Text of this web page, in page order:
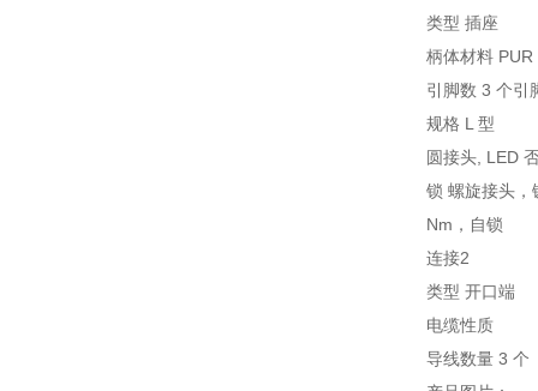
类型 插座
柄体材料 PUR
引脚数 3 个引
规格 L 型
圆接头, LED
锁 螺旋接头，
Nm，自锁
连接2
类型 开口端
电缆性质
导线数量 3 个